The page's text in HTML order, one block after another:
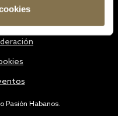
Pasión Habanos.